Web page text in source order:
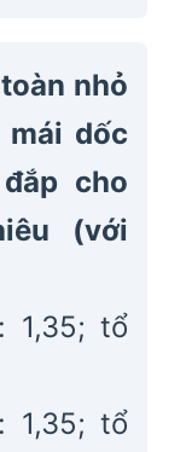
nhỏ
dốc
cho
(với
1,35; tổ
1,35; tổ